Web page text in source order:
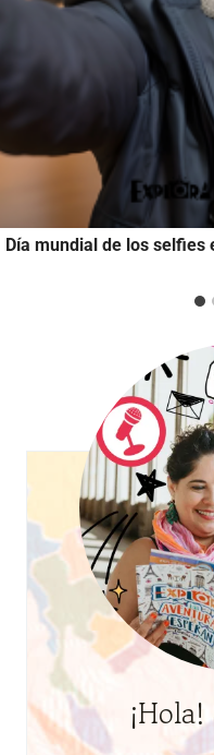
Día mundial de los selfies